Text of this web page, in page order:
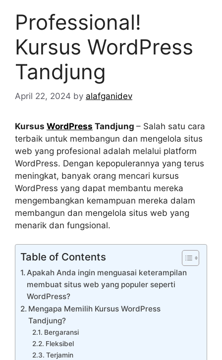
Professional!
Kursus WordPress
Tandjung
April 22, 2024 by alafganidev
Kursus WordPress Tandjung – Salah satu cara
terbaik untuk membangun dan mengelola situs
web yang profesional adalah melalui platform
WordPress. Dengan kepopulerannya yang terus
meningkat, banyak orang mencari kursus
WordPress yang dapat membantu mereka
mengembangkan kemampuan mereka dalam
membangun dan mengelola situs web yang
menarik dan fungsional.
Table of Contents
Apakah Anda ingin menguasai keterampilan
membuat situs web yang populer seperti
WordPress?
Mengapa Memilih Kursus WordPress
Tandjung?
Bergaransi
Fleksibel
Terjamin